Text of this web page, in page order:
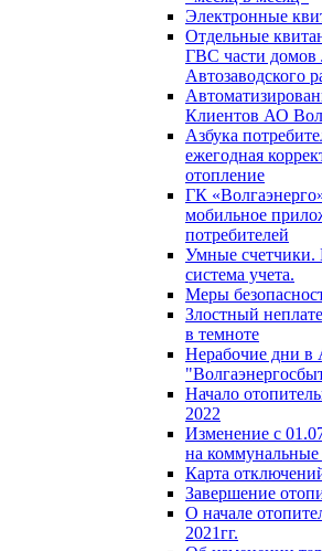
Электронные
Отдельные
ГВС части домов
Автозаводского
Клиентов АО
Азбука
ежегодная
отопление
ГК
мобильное
потребителей
Умные счетчики.
система учета.
Меры
Злостный
в темноте
Нерабочие дни в
Начало
2022
Изменение с
на коммунальные
Карта
Завершение
О начале
2021гг.